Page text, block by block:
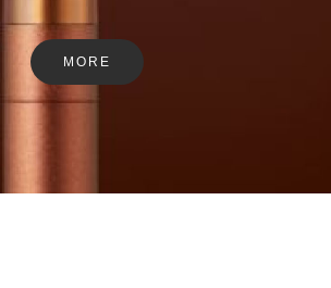
MORE